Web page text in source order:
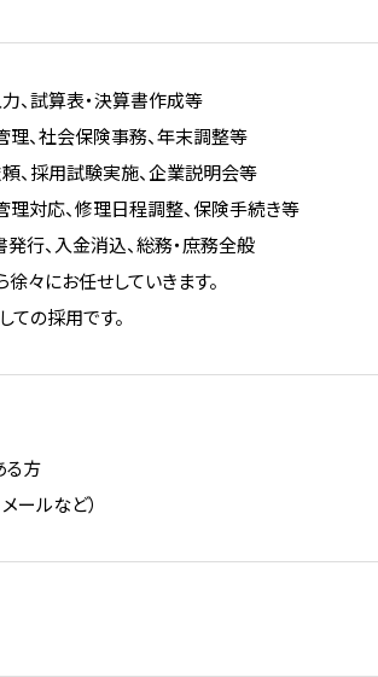
、試算表・決算書作成等
、社会保険事務、年末調整等
、採用試験実施、企業説明会等
対応、修理日程調整、保険手続き等
入金消込、総務・庶務全般
々にお任せしていきます。
の採用です。
る方
ールなど）